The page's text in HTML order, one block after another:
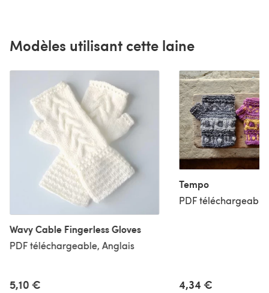
Modèles utilisant cette laine
Wavy Cable Fingerless Gloves
PDF téléchargeable, Anglais
5,10 €
Tempo
PDF
4,34 €